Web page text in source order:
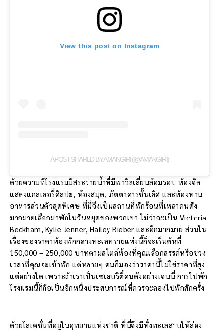
View this post on Instagram
A POST SHARED BY AMANGIRI (@AMANGIRI)
ด้วยความที่โรงแรมมีสระว่ายน้ำที่มีพาวิลเลี่ยนล้อมรอบ ห้องจัด
แสดงแกลเลอรี่ศิลปะ, ห้องสมุด, ภัตตาคารชั้นเลิศ และห้องทาน
อาหารส่วนตัวสุดพิเศษ ที่นี่จึงเป็นสถานที่พักร้อนที่เหล่าคนดัง
มากมายเลือกมาพักในวันหยุดของพวกเขา ไม่ว่าจะเป็น Victoria
Beckham, Kylie Jenner, Hailey Bieber และอีกมากมาย ส่วนใน
เรื่องของราคาห้องพักกลางทะเลทรายแห่งนี้ก็จะเริ่มต้นที่
150,000 – 250,000 บาทตามสไตล์ห้องที่คุณเลือกสรรค์หรือช่วง
เวลาที่คุณจะเข้าพัก แต่หลายๆ คนก็มองว่าราคานี้ไม่ใช่ราคาที่สูง
แต่อย่างใด เพราะถ้าเราเป็นเซเลบริตี้คนดังอย่างเจนนี่ การไปพัก
โรงแรมนี้ก็ถือเป็นอีกหนึ่งประสบการณ์ที่ควรจะลองไปพักสักครั้ง
ด้วยโลเคชั่นที่อยู่ในอุทยานแห่งชาติ ที่นี่จึงมีทั้งทะเลสาบให้ล่อง